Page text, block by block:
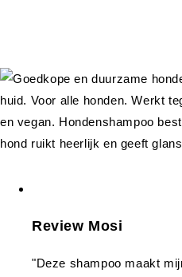
Review Mosi
"Deze shampoo maakt